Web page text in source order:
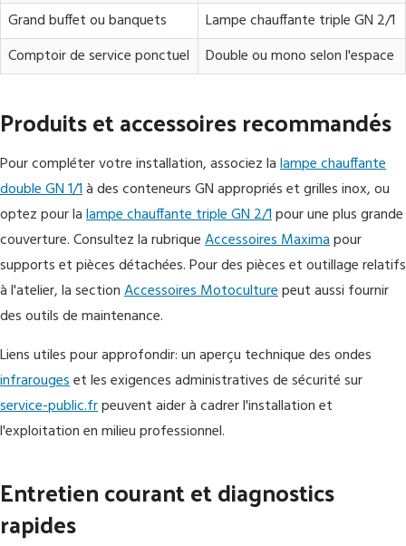
Grand buffet ou banquets
Lampe chauffante triple GN 2/1
Comptoir de service ponctuel
Double ou mono selon l'espace
Produits et accessoires recommandés
Pour compléter votre installation, associez lalampe chauffante
double GN 1/1à des conteneurs GN appropriés et grilles inox, ou
optez pour lalampe chauffante triple GN 2/1pour une plus grande
couverture. Consultez la rubriqueAccessoires Maximapour
supports et pièces détachées. Pour des pièces et outillage relatifs
à l'atelier, la sectionAccessoires Motoculturepeut aussi fournir
des outils de maintenance.
Liens utiles pour approfondir: un aperçu technique des ondes
infrarougeset les exigences administratives de sécurité sur
service-public.frpeuvent aider à cadrer l'installation et
l'exploitation en milieu professionnel.
Entretien courant et diagnostics
rapides